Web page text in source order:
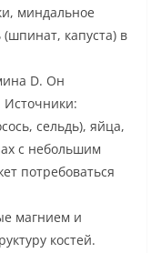
миндальное
капуста) в
D. Он
Источники:
сельдь), яйца,
с небольшим
потребоваться
магнием и
костей.